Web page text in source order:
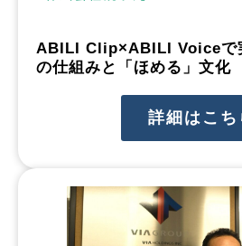
ABILI Clip×ABILI Voiceで
の仕組みと「ほめる」文化
詳細はこち